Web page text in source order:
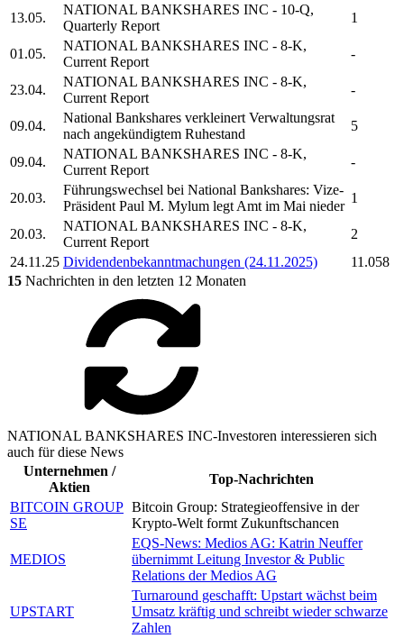
13.05.
NATIONAL BANKSHARES INC - 10-Q,
Quarterly Report
1
01.05.
NATIONAL BANKSHARES INC - 8-K,
Current Report
-
23.04.
NATIONAL BANKSHARES INC - 8-K,
Current Report
-
09.04.
National Bankshares verkleinert Verwaltungsrat
nach angekündigtem Ruhestand
5
09.04.
NATIONAL BANKSHARES INC - 8-K,
Current Report
-
20.03.
Führungswechsel bei National Bankshares: Vize-
Präsident Paul M. Mylum legt Amt im Mai nieder
1
20.03.
NATIONAL BANKSHARES INC - 8-K,
Current Report
2
24.11.25 Dividendenbekanntmachungen (24.11.2025)
11.058
15 Nachrichten in den letzten 12 Monaten
NATIONAL BANKSHARES INC-Investoren interessieren sich
auch für diese News
Unternehmen /
Aktien
Top-Nachrichten
BITCOIN GROUP
SE
Bitcoin Group: Strategieoffensive in der
Krypto-Welt formt Zukunftschancen
MEDIOS
EQS-News: Medios AG: Katrin Neuffer
übernimmt Leitung Investor & Public
Relations der Medios AG
UPSTART
Turnaround geschafft: Upstart wächst beim
Umsatz kräftig und schreibt wieder schwarze
Zahlen